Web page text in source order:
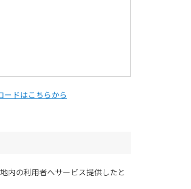
ドはこちらから
内の利用者へサービス提供したと